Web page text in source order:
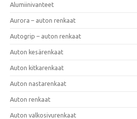
Alumiinivanteet
Aurora – auton renkaat
Autogrip – auton renkaat
Auton kesärenkaat
Auton kitkarenkaat
Auton nastarenkaat
Auton renkaat
Auton valkosivurenkaat